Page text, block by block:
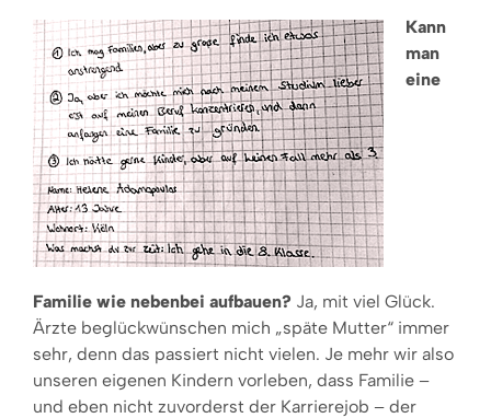
Kann
man
eine
Familie wie nebenbei aufbauen? Ja, mit viel Glück.
Ärzte beglückwünschen mich „späte Mutter“ immer
sehr, denn das passiert nicht vielen. Je mehr wir also
unseren eigenen Kindern vorleben, dass Familie –
und eben nicht zuvorderst der Karrierejob – der